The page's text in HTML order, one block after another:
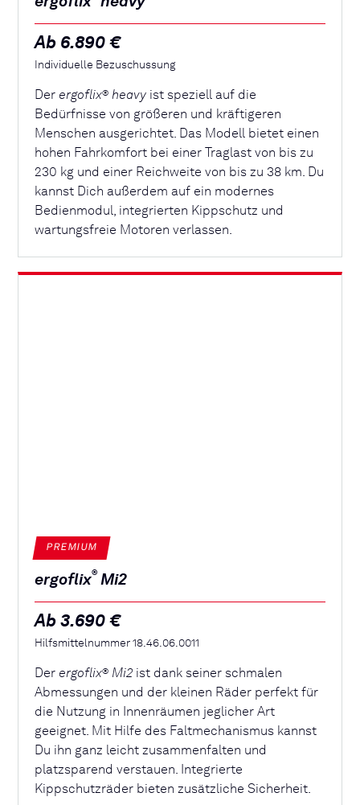
Ab 6.890 €
Individuelle Bezuschussung
Derergoflix® heavy ist speziell auf die
Bedürfnisse von größeren und kräftigeren
Menschen ausgerichtet. Das Modell bietet einen
hohen Fahrkomfort bei einer Traglast von bis zu
230 kg und einer Reichweite von bis zu 38 km. Du
kannst Dich außerdem auf ein modernes
Bedienmodul, integrierten Kippschutz und
wartungsfreie Motoren verlassen.
PREMIUM
ergoflix® Mi2
Ab 3.690 €
Hilfsmittelnummer 18.46.06.0011
Derergoflix® Mi2ist dank seiner schmalen
Abmessungen und der kleinen Räder perfekt für
die Nutzung in Innenräumen jeglicher Art
geeignet. Mit Hilfe des Faltmechanismus kannst
Du ihn ganz leicht zusammenfalten und
platzsparend verstauen. Integrierte
Kippschutzräder bieten zusätzliche Sicherheit.